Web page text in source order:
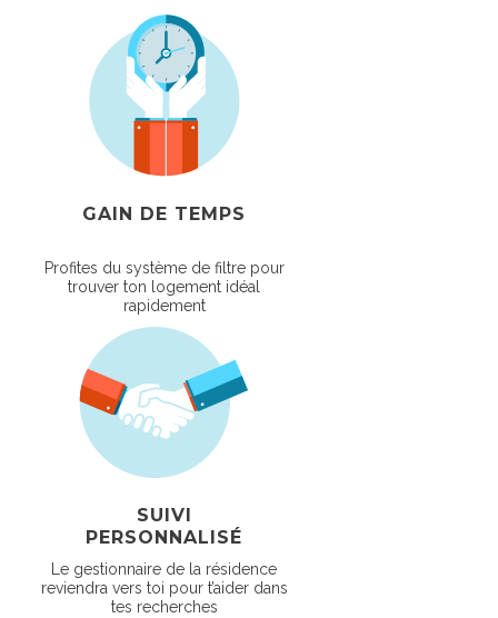
GAIN DE TEMPS
Profites du système de filtre pour
trouver ton logement idéal
rapidement
SUIVI
PERSONNALISÉ
Le gestionnaire de la résidence
reviendra vers toi pour t’aider dans
tes recherches